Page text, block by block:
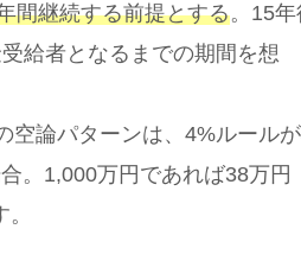
間継続する前提とする。15年
給者となるまでの期間を想
空論パターンは、4%ルール
。1,000万円であれば38万円